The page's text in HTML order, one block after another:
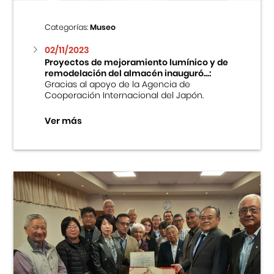
Categorías:Museo
02/11/2023
Proyectos de mejoramiento lumínico y de
remodelación del almacén inauguró...:
Gracias al apoyo de la Agencia de
Cooperación Internacional del Japón.
Ver más